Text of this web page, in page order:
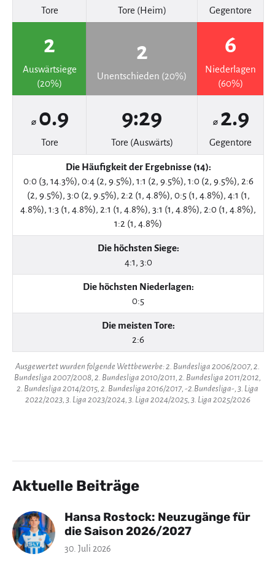
Tore Tore (Heim) Gegentore
2
Auswärtsiege
(20%)
2
Unentschieden (20%)
6
Niederlagen
(60%)
⌀ 0.9
Tore
9:29
Tore (Auswärts)
⌀ 2.9
Gegentore
Die Häufigkeit der Ergebnisse (14):
0:0 (3, 14.3%), 0:4 (2, 9.5%), 1:1 (2, 9.5%), 1:0 (2, 9.5%), 2:6
(2, 9.5%), 3:0 (2, 9.5%), 2:2 (1, 4.8%), 0:5 (1, 4.8%), 4:1 (1,
4.8%), 1:3 (1, 4.8%), 2:1 (1, 4.8%), 3:1 (1, 4.8%), 2:0 (1, 4.8%),
1:2 (1, 4.8%)
Die höchsten Siege:
4:1, 3:0
Die höchsten Niederlagen:
0:5
Die meisten Tore:
2:6
Ausgewertet wurden folgende Wettbewerbe: 2. Bundesliga 2006/2007, 2.
Bundesliga 2007/2008, 2. Bundesliga 2010/2011, 2. Bundesliga 2011/2012,
2. Bundesliga 2014/2015, 2. Bundesliga 2016/2017, -2.Bundesliga-, 3. Liga
2022/2023, 3. Liga 2023/2024, 3. Liga 2024/2025, 3. Liga 2025/2026
Aktuelle Beiträge
Hansa Rostock: Neuzugänge für
die Saison 2026/2027
30. Juli 2026